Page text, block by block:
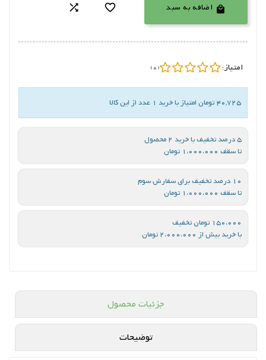
 اضافه به سبد 

امتیاز: (0)
40,725 تومان امتیاز با خرید 1 عدد از این کالا
5 درصد تخفیف با خرید 2 محصول
تا سقف 1،000،000 تومان
10 درصد تخفیف برای سفارش سوم
تا سقف 1،000،000 تومان
150،000 تومان تخفیف
با خرید بیش از 2،000،000 تومان
جزئیات محصول
توضیحات